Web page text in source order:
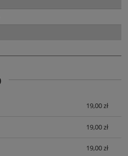
19,00 zł
19,00 zł
19,00 zł